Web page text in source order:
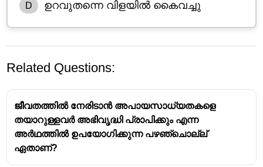
D ഉറവുതന്നെ വിളയിൽ കൈവച്ചു
പഴഞ്ചൊല്ല്
Related Questions:
ജീവതത്തിൽ നേരിടാൻ അപായസാധ്യതകളെ
തയാറുള്ളവർ അഭിവൃദ്ധി പ്രാപിക്കും എന്ന
അർഥത്തിൽ ഉപയോഗിക്കുന്ന പഴഞ്ചൊല്ല്
ഏതാണ്?